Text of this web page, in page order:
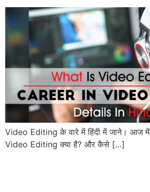
Video Editing के वारे में हिंदी में जाने। आज
Video Editing क्या है? और कैसे […]